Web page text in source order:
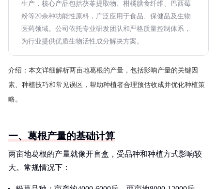
生产，核心产品包括茯苓提取物、柑橘膳食纤维、巴西莓
粉等20余种功能性原料，广泛应用于食品、保健品及生物
医药领域。公司依托专业研发团队和严格质量控制体系，
为行业提供优质生物活性成分解决方案。
介绍： 本文详细解析两亩地葛根的产量，包括影响产量的关键因
素、种植技巧和常见误区，帮助种植者合理预估收成并优化种植策
略。
一、葛根产量的基础计算
两亩地葛根的产量就像开盲盒，受品种和种植方式影响较
大。常规情况下：